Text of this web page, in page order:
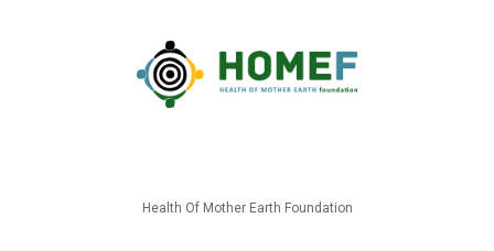
Health Of Mother Earth Foundation